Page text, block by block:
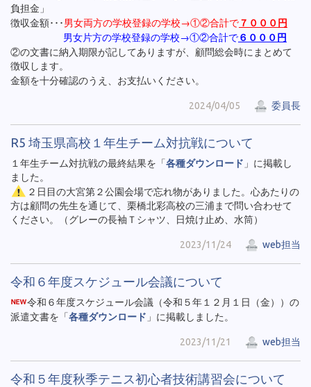
負担金」
徴収金額･･･男女両方の学校登録の学校→①②合計で７０００円
男女片方の学校登録の学校→①②合計で６０００円
②の文書に納入期限が記してありますが、顧問総会時にまとめて
徴収します。
金額を十分確認のうえ、お支払いください。
2024/04/05 委員長
R5 埼玉県高校１年生チーム対抗戦について
１年生チーム対抗戦の最終結果を「各種ダウンロード 」に掲載し
ました。
２日目の大宮第２公園会場で忘れ物がありました。心あたりの
方は顧問の先生を通じて、栗橋北彩高校の三浦まで問い合わせて
ください。（グレーの長袖Ｔシャツ、日焼け止め、水筒）
2023/11/24 web担当
令和６年度スケジュール会議について
令和６年度スケジュール会議（令和５年１２月１日（金））の
派遣文書を「各種ダウンロード 」に掲載しました。
2023/11/21 web担当
令和５年度秋季テニス初心者技術講習会について